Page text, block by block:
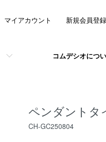
コムデシオにつ
マイアカウント 新規会員登録
ペンダントタ
CH-GC250804